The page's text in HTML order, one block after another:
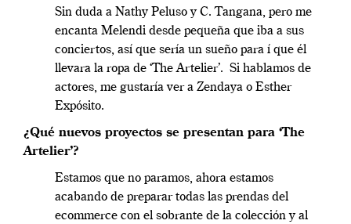
Sin duda a Nathy Peluso y C. Tangana, pero me
encanta Melendi desde pequeña que iba a sus
conciertos, así que sería un sueño para í que él
llevara la ropa de ‘The Artelier’. Si hablamos de
actores, me gustaría ver a Zendaya o Esther
Expósito.
¿Qué nuevos proyectos se presentan para ‘The
Artelier’?
Estamos que no paramos, ahora estamos
acabando de preparar todas las prendas del
ecommerce con el sobrante de la colección y al